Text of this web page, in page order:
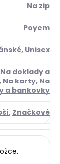
Na zip
Poyem
, Unisex
Na doklady a
, Na karty, Na
a bankovky
, Značkové